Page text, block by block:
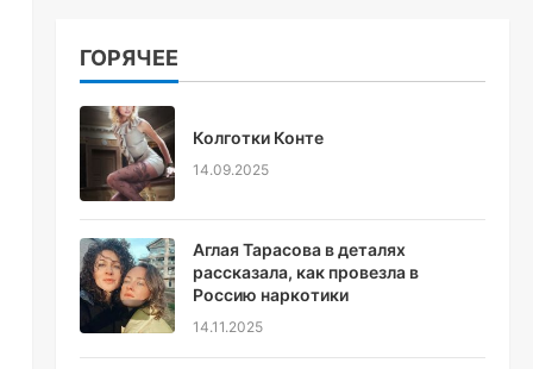
ГОРЯЧЕЕ
Колготки Конте
14.09.2025
Аглая Тарасова в деталях
рассказала, как провезла в
Россию наркотики
14.11.2025